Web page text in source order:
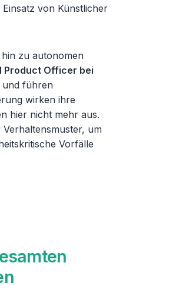
von Künstlicher
zu autonomen
Product Officer bei
und führen
wirken ihre
hier nicht mehr aus.
um
Vorfälle